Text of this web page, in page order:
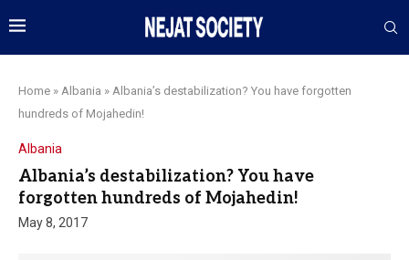
Home » Albania » Albania’s destabilization? You have forgotten
hundreds of Mojahedin!
Albania
Albania’s destabilization? You have
forgotten hundreds of Mojahedin!
May 8, 2017